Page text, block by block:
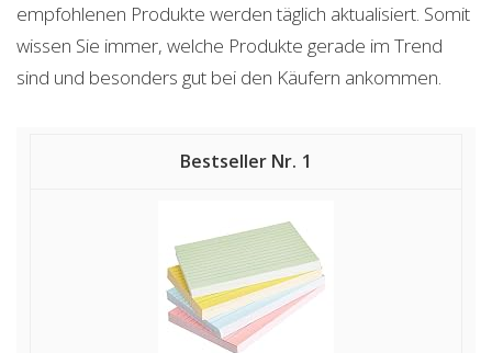
empfohlenen Produkte werden täglich aktualisiert. Somit
wissen Sie immer, welche Produkte gerade im Trend
sind und besonders gut bei den Käufern ankommen.
1